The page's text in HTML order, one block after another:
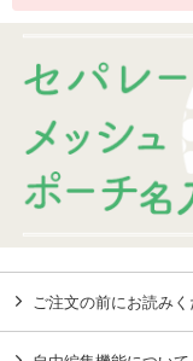
ご注文の前にお読み